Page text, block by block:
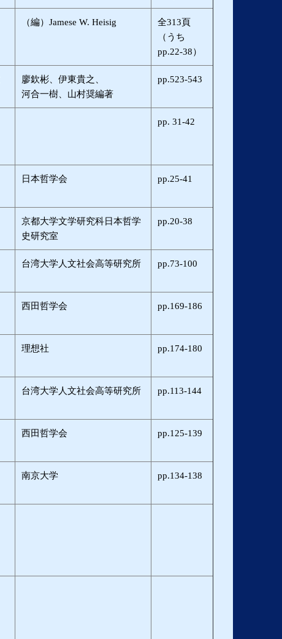
（編）Jamese W. Heisig
全313頁
（うち
pp.22-38）
廖欽彬、伊東貴之、
河合一樹、山村奨編著
pp.523-543
pp. 31-42
日本哲学会 pp.25-41
京都大学文学研究科日本哲学
史研究室
pp.20-38
台湾大学人文社会高等研究所 pp.73-100
西田哲学会 pp.169-186
理想社 pp.174-180
台湾大学人文社会高等研究所 pp.113-144
西田哲学会 pp.125-139
南京大学 pp.134-138